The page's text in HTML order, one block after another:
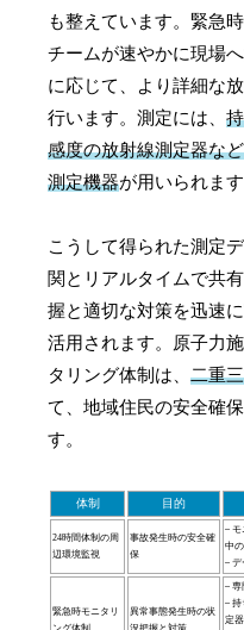
も整えています。緊急
チームが速やかに現場
に応じて、より詳細な
行います。測定には、
感度の放射線測定器な
測定機器が用いられます
こうして得られた測定
関とリアルタイムで共
握と適切な対策を迅速
活用されます。原子力
タリング体制は、二重
て、地域住民の安全確
す。
体制 目的
24時間体制の周
辺環境監視
事故発生時の安全確
保
– モ
中
– デ
緊急時モニタリ
異常事態発生時の状
– 専
– 持
定